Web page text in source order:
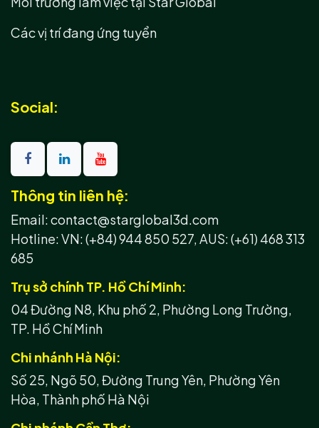
Thông tin liên hệ:
Email: contact@starglobal3d.com
Hotline:VN: (+84) 944 850 527,AUS: (+61) 468 313
685
Trụ sở chính TP. Hồ Chí Minh:
04 Đường N8, Khu phố 2, Phường Long Trường,
TP. Hồ Chí Minh
Chi nhánh Hà Nội:
Số 25, Ngõ 50, Đường Trung Yên, Phường Yên
Hòa, Thành phố Hà Nội
Social:
Các vị trí đang ứng tuyển